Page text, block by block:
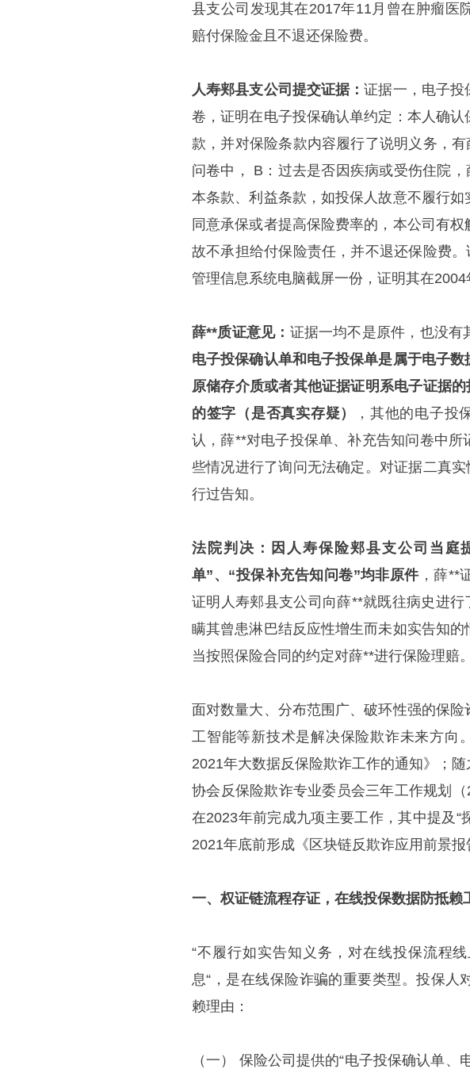
县支公司发现其在2017年11月曾在肿瘤医
赔付保险金且不退还保险费。
人寿郏县支公司提交证据：证据一，电子投
卷，证明在电子投保确认单约定：本人确
款，并对保险条款内容履行了说明义务，
问卷中， B：过去是否因疾病或受伤住院
本条款、利益条款，如投保人故意不履行
同意承保或者提高保险费率的，本公司有
故不承担给付保险责任，并不退还保险费
管理信息系统电脑截屏一份，证明其在2004
薛**质证意见： 证据一均不是原件，也没有
电子投保确认单和电子投保单是属于电子
原储存介质或者其他证据证明系电子证据
的签字（是否真实存疑）
，其他的电子投
认，薛**对电子投保单、补充告知问卷中
些情况进行了询问无法确定。对证据二真
行过告知。
法院判决：因人寿保险郏县支公司当庭
单”、“投保补充告知问卷”均非原件，薛**
证明人寿郏县支公司向薛**就既往病史进
瞒其曾患淋巴结反应性增生而未如实告知的
当按照保险合同的约定对薛**进行保险理赔。
面对数量大、分布范围广、破环性强的保
工智能等新技术是解决保险欺诈未来方向
2021年大数据反保险欺诈工作的通知》；
协会反保险欺诈专业委员会三年工作规划
在2023年前完成九项主要工作，其中提及“
2021年底前形成《区块链反欺诈应用前景报
一、权证链流程存证，在线投保数据防抵赖
“不履行如实告知义务，对在线投保流程
息“，是在线保险诈骗的重要类型。投保
赖理由：
（一） 保险公司提供的“电子投保确认单